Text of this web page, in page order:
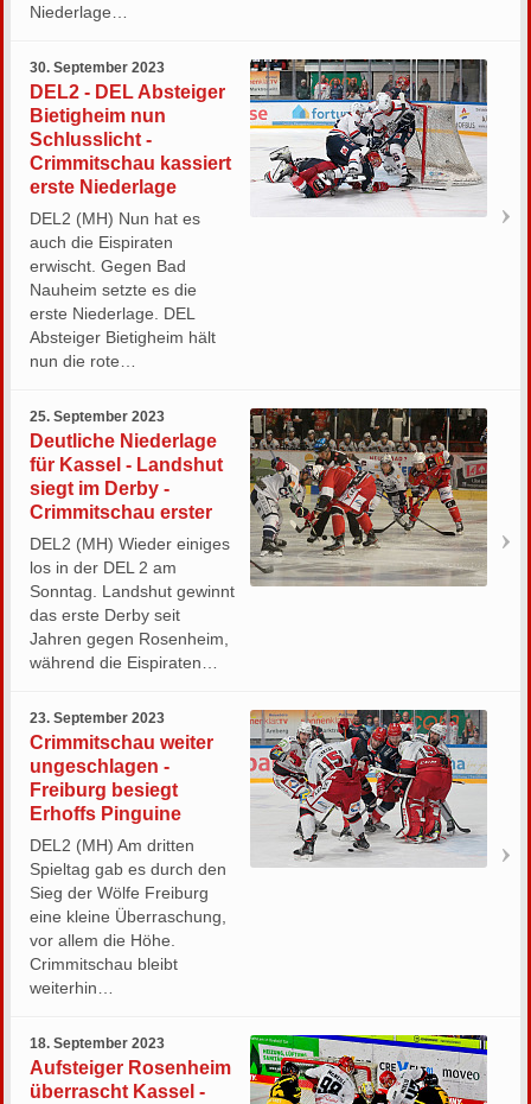
Niederlage…
30. September 2023
DEL2 - DEL Absteiger
Bietigheim nun
Schlusslicht -
Crimmitschau kassiert
erste Niederlage
DEL2 (MH) Nun hat es
auch die Eispiraten
erwischt. Gegen Bad
Nauheim setzte es die
erste Niederlage. DEL
Absteiger Bietigheim hält
nun die rote…
25. September 2023
Deutliche Niederlage
für Kassel - Landshut
siegt im Derby -
Crimmitschau erster
DEL2 (MH) Wieder einiges
los in der DEL 2 am
Sonntag. Landshut gewinnt
das erste Derby seit
Jahren gegen Rosenheim,
während die Eispiraten…
23. September 2023
Crimmitschau weiter
ungeschlagen -
Freiburg besiegt
Erhoffs Pinguine
DEL2 (MH) Am dritten
Spieltag gab es durch den
Sieg der Wölfe Freiburg
eine kleine Überraschung,
vor allem die Höhe.
Crimmitschau bleibt
weiterhin…
18. September 2023
Aufsteiger Rosenheim
überrascht Kassel -